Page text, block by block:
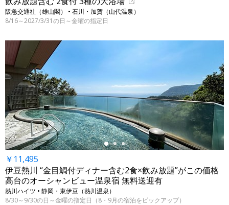
阪急交通社（雄山閣） • 石川・加賀（山代温泉）
8/16～2027/3/31の日～金曜の指定日
←
￥11,495
伊豆熱川 “金目鯛付ディナー含む2食×飲み放題”がこの価格
高台のオーシャンビュー温泉宿 無料送迎有
熱川ハイツ • 静岡・東伊豆（熱川温泉）
8/30～9/30の日～金曜の指定日（8・9月の宿泊をピックアップ）